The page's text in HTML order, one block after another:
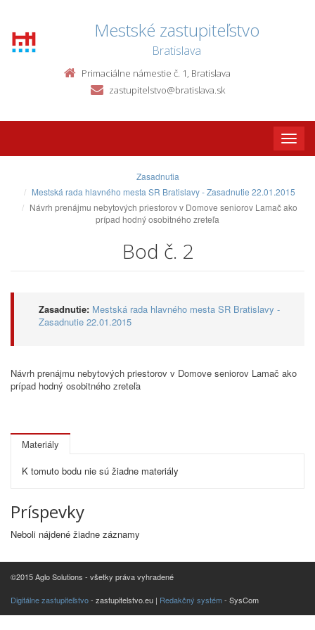
Mestské zastupiteľstvo
Bratislava
Primaciálne námestie č. 1, Bratislava
zastupitelstvo@bratislava.sk
Toggle
Zasadnutia
Mestská rada hlavného mesta SR Bratislavy - Zasadnutie 22.01.2015
Návrh prenájmu nebytových priestorov v Domove seniorov Lamač ako
prípad hodný osobitného zreteľa
Bod č. 2
Zasadnutie: Mestská rada hlavného mesta SR Bratislavy -
Zasadnutie 22.01.2015
Návrh prenájmu nebytových priestorov v Domove seniorov Lamač ako
prípad hodný osobitného zreteľa
Materiály
K tomuto bodu nie sú žiadne materiály
Príspevky
Neboli nájdené žiadne záznamy
©2015 Aglo Solutions - všetky práva vyhradené
Digitálne zastupiteľstvo- zastupitelstvo.eu | Redakčný systém- SysCom